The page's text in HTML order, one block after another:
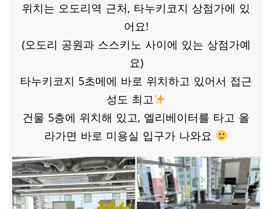
위치는 오도리역 근처, 타누키코지 상점가에 있
어요!
(오도리 공원과 스스키노 사이에 있는 상점가예
요)
타누키코지 5초메에 바로 위치하고 있어서 접근
성도 최고
건물 5층에 위치해 있고, 엘리베이터를 타고 올
라가면 바로 미용실 입구가 나와요